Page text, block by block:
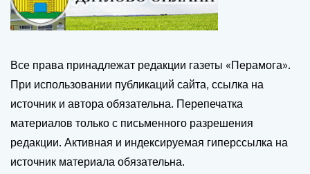
Все права принадлежат редакции газеты «Перамога».
При использовании публикаций сайта, ссылка на
источник и автора обязательна. Перепечатка
материалов только с письменного разрешения
редакции. Активная и индексируемая гиперссылка на
источник материала обязательна.